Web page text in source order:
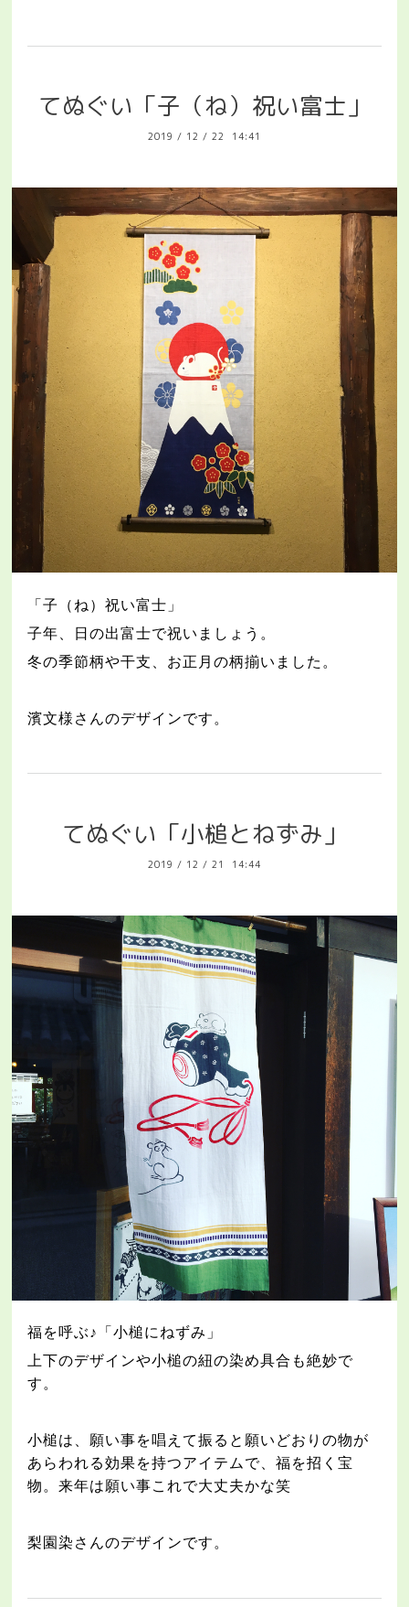
てぬぐい「子（ね）祝い富士」
2019 / 12 / 22 14:41
「子（ね）祝い富士」
子年、日の出富士で祝いましょう。
冬の季節柄や干支、お正月の柄揃いました。
濱文様さんのデザインです。
てぬぐい「小槌とねずみ」
2019 / 12 / 21 14:44
福を呼ぶ♪「小槌にねずみ」
上下のデザインや小槌の紐の染め具合も絶妙で
す。
小槌は、願い事を唱えて振ると願いどおりの物が
あらわれる効果を持つアイテムで、福を招く宝
物。来年は願い事これで大丈夫かな笑
梨園染さんのデザインです。